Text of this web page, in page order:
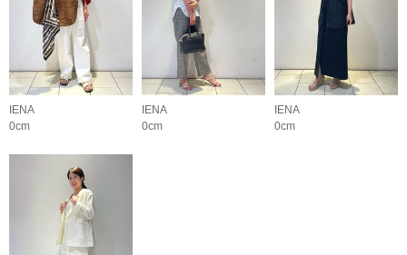
IENA
0cm
IENA
0cm
IENA
0cm